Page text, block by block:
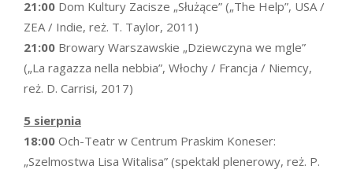
21:00 Dom Kultury Zacisze „Służące” („The Help”, USA /
ZEA / Indie, reż. T. Taylor, 2011)
21:00 Browary Warszawskie „Dziewczyna we mgle”
(„La ragazza nella nebbia”, Włochy / Francja / Niemcy,
reż. D. Carrisi, 2017)
5 sierpnia
18:00 Och-Teatr w Centrum Praskim Koneser:
„Szelmostwa Lisa Witalisa” (spektakl plenerowy, reż. P.